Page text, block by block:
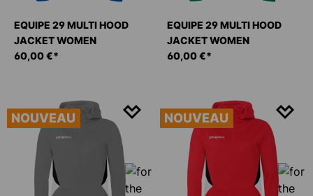
EQUIPE 29 MULTI HOOD
JACKET WOMEN
60,00 €*
EQUIPE 29 MULTI HOOD
JACKET WOMEN
60,00 €*
NOUVEAU NOUVEAU